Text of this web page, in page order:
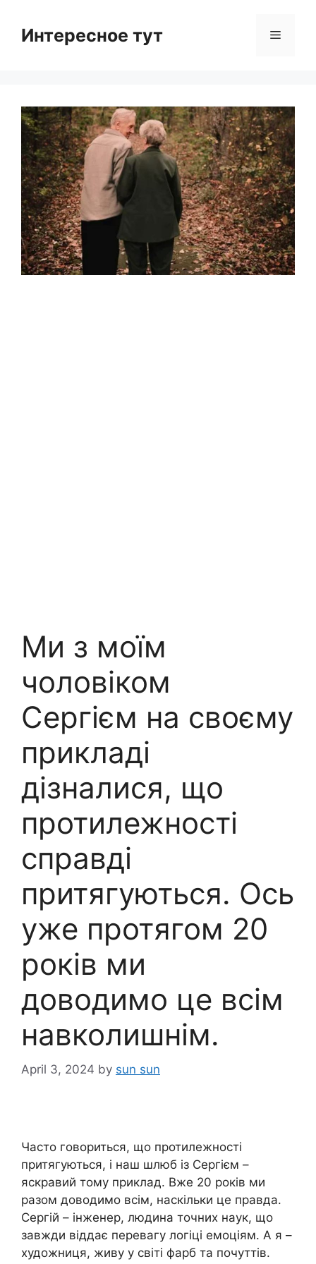
contentИнтересное тут Menu
Ми з моїм
чоловіком
Сергієм на своєму
прикладі
дізналися, що
протилежності
справді
притягуються. Ось
уже протягом 20
років ми
доводимо це всім
навколишнім.
April 3, 2024 by sun sun
Часто говориться, що протилежності
притягуються, і наш шлюб із Сергієм –
яскравий тому приклад. Вже 20 років ми
разом доводимо всім, наскільки це правда.
Сергій – інженер, людина точних наук, що
завжди віддає перевагу логіці емоціям. А я –
художниця, живу у світі фарб та почуттів.